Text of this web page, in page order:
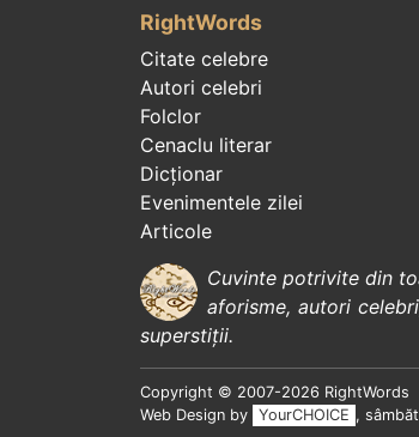
RightWords
Citate celebre
Autori celebri
Folclor
Cenaclu literar
Dicționar
Evenimentele zilei
Articole
Cuvinte potrivite din
aforisme, autori celebri
superstiții.
Copyright © 2007-2026 RightWords
Web Design by
YourCHOICE ,